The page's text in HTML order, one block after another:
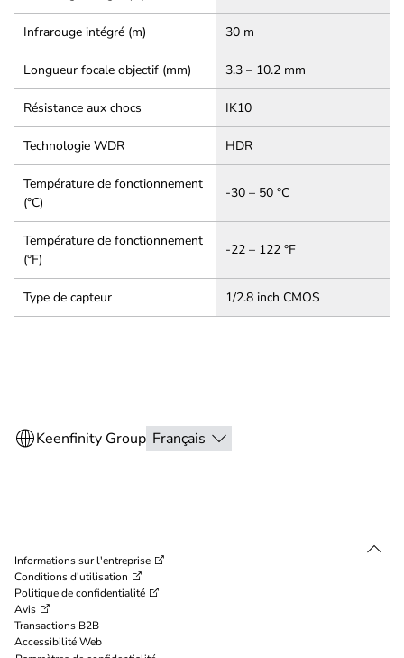
Infrarouge intégré (m) 30 m
Longueur focale objectif (mm) 3.3 – 10.2 mm
Résistance aux chocs IK10
Technologie WDR HDR
Température de fonctionnement
(°C)
-30 – 50 °C
Température de fonctionnement
(°F)
-22 – 122 °F
Type de capteur 1/2.8 inch CMOS
Informations sur l'entreprise
Conditions d'utilisation
Politique de confidentialité
Avis
Transactions B2B
Accessibilité Web